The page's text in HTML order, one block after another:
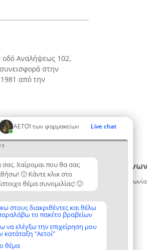
ΑΕΤΟΊ των φαρμακείων Live chat
σας. Χαίρομαι που θα σας
🙂 Κάντε κλικ στο
θέμα συνομιλίας! 🙂
στους διακριθέντες και θέλω
το πακέτο βραβείων
να ελέγξω την επιχείρηση μου
κατάταξη "Αετοί"
θέμα
οδό Αναλήψεως 102,
στην
από την
ΙΚΕ
Κατάταξη
Διακριθέντες
Λίστα
διακριθέντων
Μεθοδολογία
Όροι &
προϋποθέσεις
Επικοινωνία